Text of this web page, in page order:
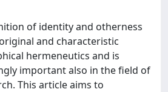
of identity and otherness
and characteristic
hermeneutics and is
important also in the field of
This article aims to